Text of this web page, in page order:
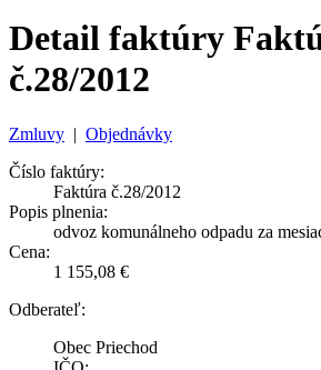
Detail faktúry
č.28/2012
Zmluvy | Objednávky
Číslo faktúry:
Faktúra č.28/2012
Popis plnenia:
odvoz komunálneho odpadu za
Cena:
1 155,08 €
Odberateľ:
Obec Priechod